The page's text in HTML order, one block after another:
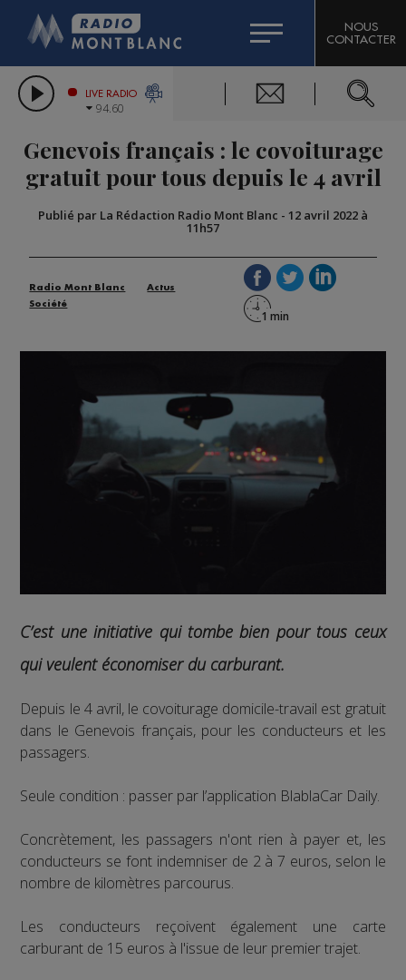
LES CHRONIQUES DE L'EXPERT
CITIZEN MACHINERY
GRAND MASSIF DOMAINES SKIABLES
BIGARD
COMPAGNIE DU MONT-BLANC
NOUS
CONTACTER
LIVE RADIO
94.60
Genevois français : le covoiturage
gratuit pour tous depuis le 4 avril
Publié par La Rédaction Radio Mont Blanc - 12 avril 2022 à
11h57
Radio Mont Blanc
Actus
Société
C’est une initiative qui tombe bien pour tous ceux
qui veulent économiser du carburant.
Depuis le 4 avril, le covoiturage domicile-travail est gratuit
dans le Genevois français, pour les conducteurs et les
passagers.
Seule condition : passer par l’application BlablaCar Daily.
Concrètement, les passagers n'ont rien à payer et, les
conducteurs se font indemniser de 2 à 7 euros, selon le
nombre de kilomètres parcourus.
Les conducteurs reçoivent également une carte
carburant de 15 euros à l'issue de leur premier trajet.